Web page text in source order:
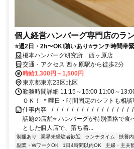
個人経営ハンバーグ専門店のラ
⭐週2日・2h〜OK!賄いあり⭐ランチ時間帯
榎本ハンバーグ研究所 西ヶ原店
交通・アクセス 西ヶ原駅から徒歩2分
時給1,300円～1,500円
東京都東京23区北区
勤務時間詳細 11:15～15:00 11:00～
ＯＫ！ ＊曜日・時間固定のシフトも相談
仕事内容 _/_/_/_/_/_/_/_/_/_/_/_/_/_/_/_/
話題の店舗⭐ ハンバーグが特別価格で
とした個人店で、落ち着...
制服あり 業界未経験者歓迎 ランチタイム 扶養
副業・WワークOK
1日4時間以内OK 主婦・主夫